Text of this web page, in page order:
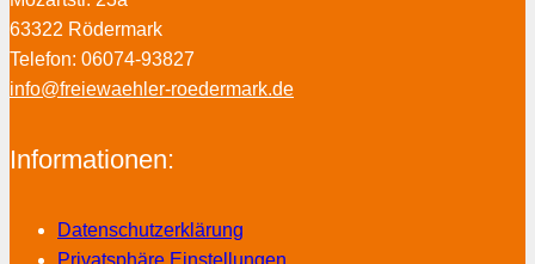
63322 Rödermark
Telefon: 06074-93827
info@freiewaehler-roedermark.de
Informationen:
Datenschutzerklärung
Privatsphäre Einstellungen